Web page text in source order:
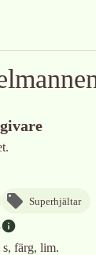
Superhjältar
färg, lim.